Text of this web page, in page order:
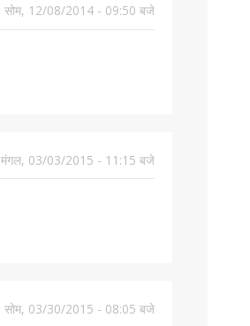
सोम, 12/08/2014 - 09:50 बजे
मंगल, 03/03/2015 - 11:15 बजे
सोम, 03/30/2015 - 08:05 बजे